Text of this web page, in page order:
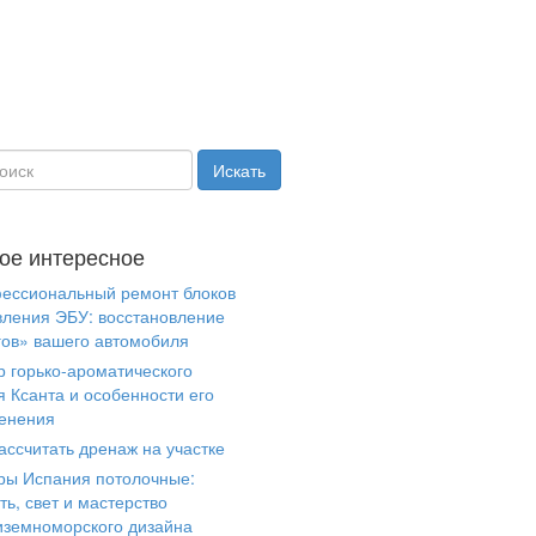
интересное
ремонт блоков
ЭБУ: восстановление
вашего автомобиля
горько-ароматического
Ксанта и особенности его
дренаж на участке
Испания потолочные:
свет и мастерство
дизайна